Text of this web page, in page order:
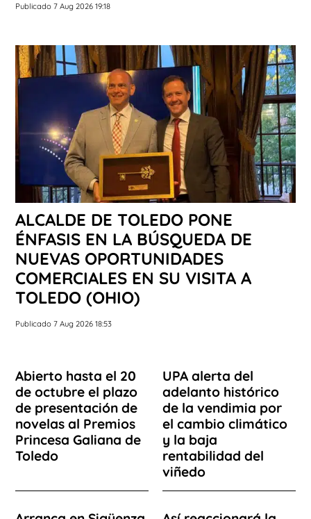
Publicado 7 Aug 2026 19:18
ALCALDE DE TOLEDO PONE
ÉNFASIS EN LA BÚSQUEDA DE
NUEVAS OPORTUNIDADES
COMERCIALES EN SU VISITA A
TOLEDO (OHIO)
Publicado 7 Aug 2026 18:53
Abierto hasta el 20
de octubre el plazo
de presentación de
novelas al Premios
Princesa Galiana de
Toledo
UPA alerta del
adelanto histórico
de la vendimia por
el cambio climático
y la baja
rentabilidad del
viñedo